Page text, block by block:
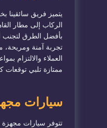
يتميز فريق سائقينا
الركاب إلى مطار
بأفضل الطرق لتجنب
تجربة آمنة
العملاء والالتزام
ممتازة تلبي توقعات
سيارات
تتوفر سيارات مجهزة